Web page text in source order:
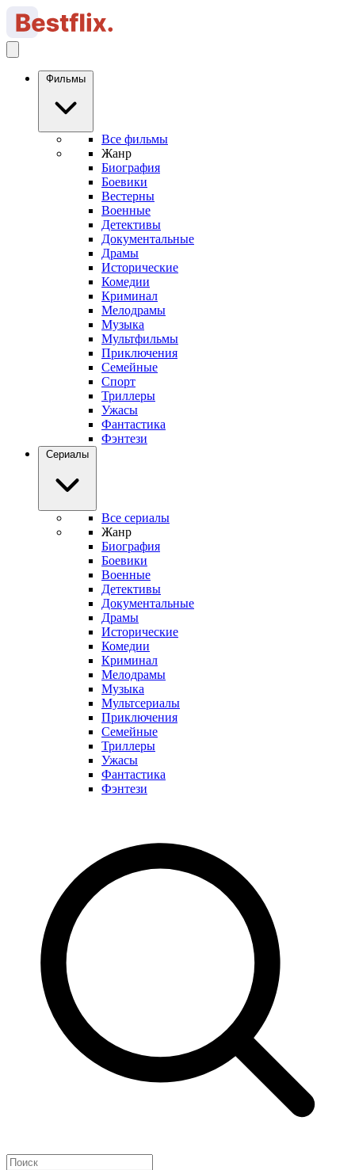
Фильмы
Все фильмы
Жанр
Биография
Боевики
Вестерны
Военные
Детективы
Документальные
Драмы
Исторические
Комедии
Криминал
Мелодрамы
Музыка
Мультфильмы
Приключения
Семейные
Спорт
Триллеры
Ужасы
Фантастика
Фэнтези
Сериалы
Все сериалы
Жанр
Биография
Боевики
Военные
Детективы
Документальные
Драмы
Исторические
Комедии
Криминал
Мелодрамы
Музыка
Мультсериалы
Приключения
Семейные
Триллеры
Ужасы
Фантастика
Фэнтези